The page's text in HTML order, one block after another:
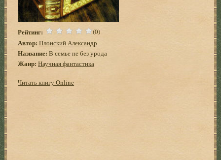
Рейтинг: (0)
Автор: Плонский Александр
Название: В семье не без урода
Жанр: Научная фантастика
Читать книгу Online